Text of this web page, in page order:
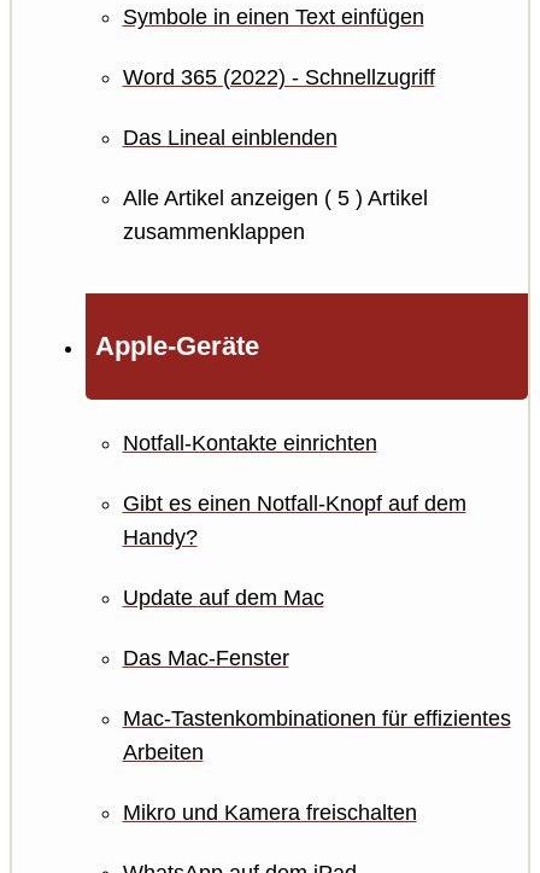
Symbole in einen Text einfügen
Word 365 (2022) - Schnellzugriff
Das Lineal einblenden
Alle Artikel anzeigen ( 5 ) Artikel
zusammenklappen
Apple-Geräte
Notfall-Kontakte einrichten
Gibt es einen Notfall-Knopf auf dem
Handy?
Update auf dem Mac
Das Mac-Fenster
Mac-Tastenkombinationen für effizientes
Arbeiten
Mikro und Kamera freischalten